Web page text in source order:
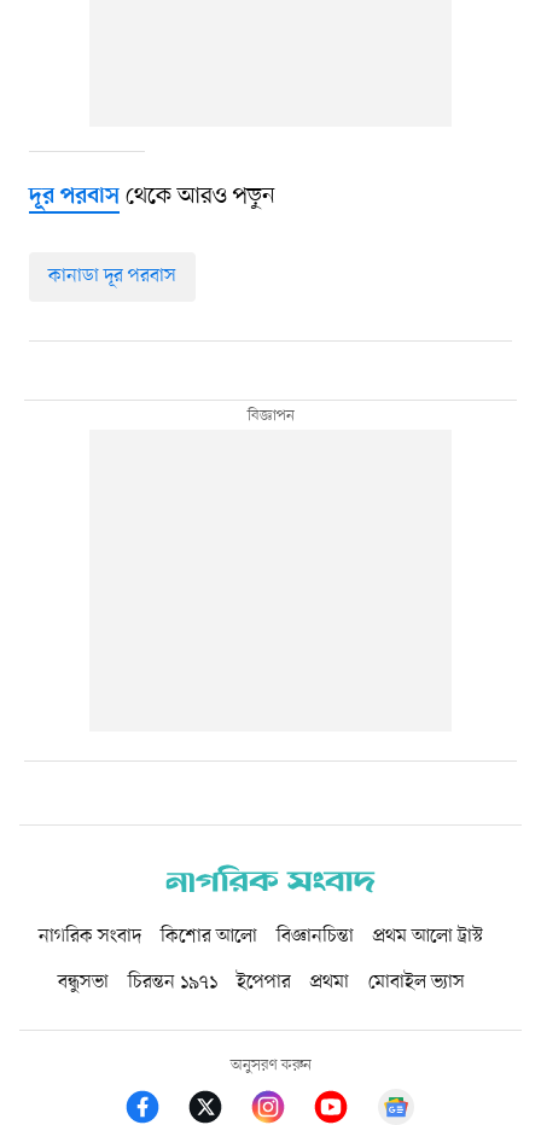
দূর পরবাসথেকে আরও পড়ুন
কানাডা দূর পরবাস
নাগরিক সংবাদ কিশোর আলো বিজ্ঞানচিন্তা
প্রথম আলো ট্রাস্ট
বন্ধুসভা
চিরন্তন ১৯৭১ ইপেপার প্রথমা মোবাইল ভ্যাস
অনুসরণ করুন